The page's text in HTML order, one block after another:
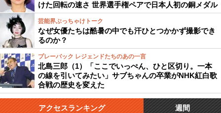
けた回転の速さ 世界選手権ペアで日本人初の銅メダル
芸能界ぶっちゃけトーク
なぜ女優たちは酷暑の中でも汗ひとつかかず撮影でき
るのか？
プレーバック レジェンドたちのあの一言
北島三郎（1）「ここでいっぺん、ひと区切り。一本
の線を引いてみたい」サブちゃんの卒業がNHK紅白歌
合戦の歴史を変えた
アクセスランキング 週間